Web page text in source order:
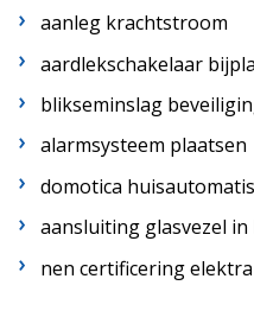
aanleg krachtstroom
aardlekschakelaar
blikseminslag
alarmsysteem plaatsen
domotica
aansluiting glasvezel in
nen certificering elektra